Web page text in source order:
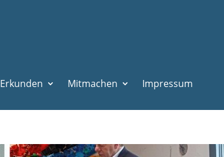
Erkunden Mitmachen Impressum